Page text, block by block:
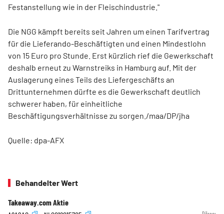
Festanstellung wie in der Fleischindustrie."
Die NGG kämpft bereits seit Jahren um einen Tarifvertrag
für die Lieferando-Beschäftigten und einen Mindestlohn
von 15 Euro pro Stunde. Erst kürzlich rief die Gewerkschaft
deshalb erneut zu Warnstreiks in Hamburg auf. Mit der
Auslagerung eines Teils des Liefergeschäfts an
Drittunternehmen dürfte es die Gewerkschaft deutlich
schwerer haben, für einheitliche
Beschäftigungsverhältnisse zu sorgen./maa/DP/jha
Quelle: dpa-AFX
Behandelter Wert
Takeaway.com Aktie